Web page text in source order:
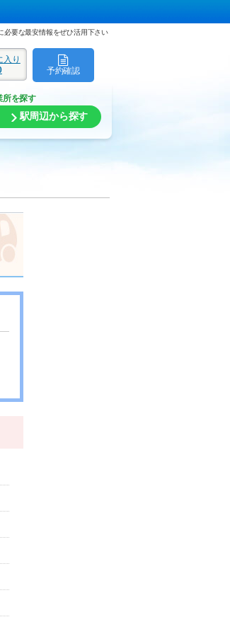
必要な最安情報をぜひ活用下さい
予約確認
入り
所を探す
駅周辺から探す